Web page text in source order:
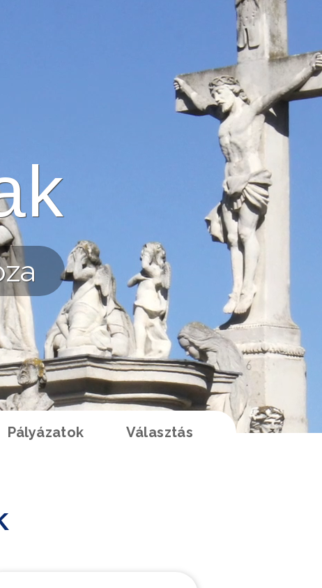
Pályázatok Választás